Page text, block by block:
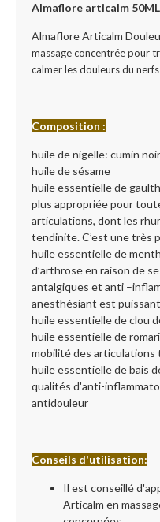
Almaflore articalm 50ML
Almaflore Articalm
massage concentrée pour
calmer les douleurs du
Composition :
huile de nigelle: cumin noir
huile de sésame
huile essentielle de
plus appropriée pour
articulations, dont les
tendinite. C’est une très
huile essentielle de
d’arthrose en raison de
antalgiques et anti
anesthésiant est
huile essentielle de clou
huile essentielle de
mobilité des articulations
huile essentielle de bais
qualités d'anti-
antidouleur
Conseils d'utilisation:
Il est conseillé
Articalm en